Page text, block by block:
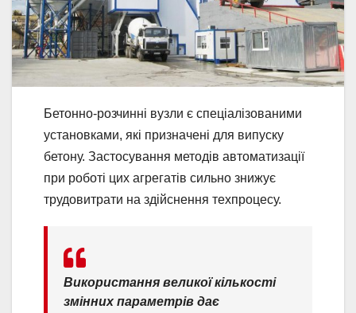
Бетонно-розчинні вузли є спеціалізованими
установками, які призначені для випуску
бетону. Застосування методів автоматизації
при роботі цих агрегатів сильно знижує
трудовитрати на здійснення техпроцесу.
Використання великої кількості
змінних параметрів дає